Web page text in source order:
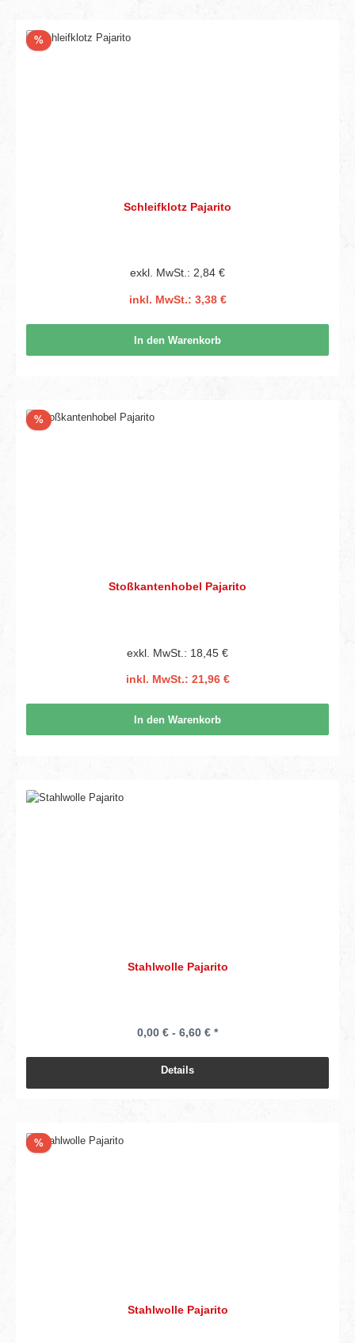
%Rabatt
Schleifklotz Pajarito
exkl. MwSt.: 2,84 €
inkl. MwSt.: 3,38 €
In den Warenkorb
%Rabatt
Stoßkantenhobel Pajarito
exkl. MwSt.: 18,45 €
inkl. MwSt.: 21,96 €
In den Warenkorb
Stahlwolle Pajarito
0,00 € - 6,60 € *
Details
%Rabatt
Stahlwolle Pajarito